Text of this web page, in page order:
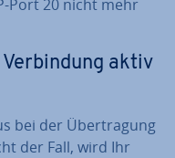
Port 20 nicht mehr
aktiv
bei der Über­tra­gung
der Fall, wird Ihr